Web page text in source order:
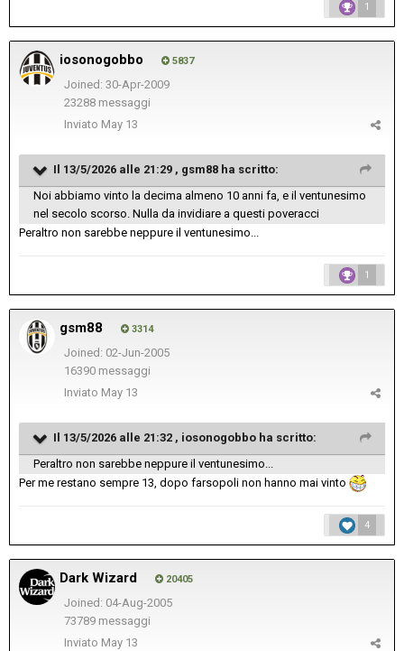
1
iosonogobbo 5837
Joined: 30-Apr-2009
23288 messaggi
Inviato May 13
Il 13/5/2026 alle 21:29 , gsm88 ha scritto:
Noi abbiamo vinto la decima almeno 10 anni fa, e il ventunesimo
nel secolo scorso. Nulla da invidiare a questi poveracci
Peraltro non sarebbe neppure il ventunesimo...
1
gsm88 3314
Joined: 02-Jun-2005
16390 messaggi
Inviato May 13
Il 13/5/2026 alle 21:32 , iosonogobbo ha scritto:
Peraltro non sarebbe neppure il ventunesimo...
Per me restano sempre 13, dopo farsopoli non hanno mai vinto
4
Dark Wizard 20405
Joined: 04-Aug-2005
73789 messaggi
Inviato May 13